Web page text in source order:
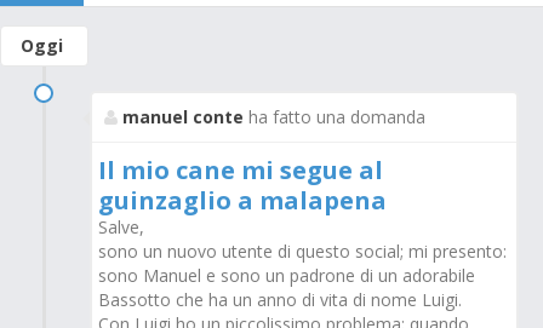
Oggi
manuel conte ha fatto una domanda
Il mio cane mi segue al
guinzaglio a malapena
Salve,
sono un nuovo utente di questo social; mi presento:
sono Manuel e sono un padrone di un adorabile
Bassotto che ha un anno di vita di nome Luigi.